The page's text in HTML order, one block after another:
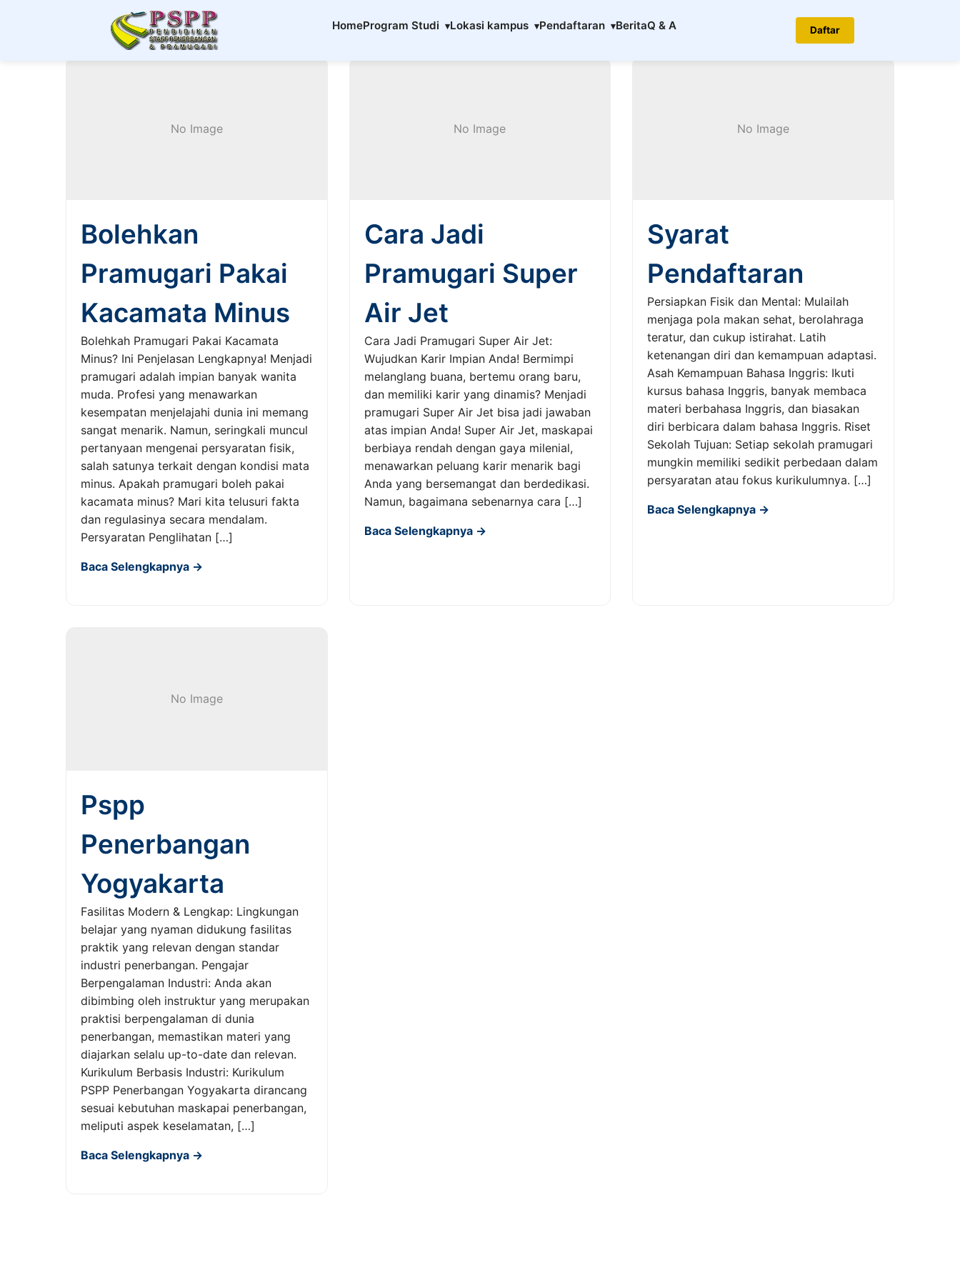
HomeProgram Studi Lokasi kampus Pendaftaran BeritaQ & A Daftar
Berita & Artikel Penerbangan
No Image
Bolehkan
Pramugari Pakai
Kacamata Minus
Bolehkah Pramugari Pakai Kacamata
Minus? Ini Penjelasan Lengkapnya! Menjadi
pramugari adalah impian banyak wanita
muda. Profesi yang menawarkan
kesempatan menjelajahi dunia ini memang
sangat menarik. Namun, seringkali muncul
pertanyaan mengenai persyaratan fisik,
salah satunya terkait dengan kondisi mata
minus. Apakah pramugari boleh pakai
kacamata minus? Mari kita telusuri fakta
dan regulasinya secara mendalam.
Persyaratan Penglihatan […]
Baca Selengkapnya →
No Image
Cara Jadi
Pramugari Super
Air Jet
Cara Jadi Pramugari Super Air Jet:
Wujudkan Karir Impian Anda! Bermimpi
melanglang buana, bertemu orang baru,
dan memiliki karir yang dinamis? Menjadi
pramugari Super Air Jet bisa jadi jawaban
atas impian Anda! Super Air Jet, maskapai
berbiaya rendah dengan gaya milenial,
menawarkan peluang karir menarik bagi
Anda yang bersemangat dan berdedikasi.
Namun, bagaimana sebenarnya cara […]
Baca Selengkapnya →
No Image
Syarat
Pendaftaran
Persiapkan Fisik dan Mental: Mulailah
menjaga pola makan sehat, berolahraga
teratur, dan cukup istirahat. Latih
ketenangan diri dan kemampuan adaptasi.
Asah Kemampuan Bahasa Inggris: Ikuti
kursus bahasa Inggris, banyak membaca
materi berbahasa Inggris, dan biasakan
diri berbicara dalam bahasa Inggris. Riset
Sekolah Tujuan: Setiap sekolah pramugari
mungkin memiliki sedikit perbedaan dalam
persyaratan atau fokus kurikulumnya. […]
Baca Selengkapnya →
No Image
Pspp
Penerbangan
Yogyakarta
Fasilitas Modern & Lengkap: Lingkungan
belajar yang nyaman didukung fasilitas
praktik yang relevan dengan standar
industri penerbangan. Pengajar
Berpengalaman Industri: Anda akan
dibimbing oleh instruktur yang merupakan
praktisi berpengalaman di dunia
penerbangan, memastikan materi yang
diajarkan selalu up-to-date dan relevan.
Kurikulum Berbasis Industri: Kurikulum
PSPP Penerbangan Yogyakarta dirancang
sesuai kebutuhan maskapai penerbangan,
meliputi aspek keselamatan, […]
Baca Selengkapnya →